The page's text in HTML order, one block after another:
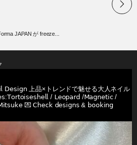
JAPAN が freeze...
𝖣𝖾𝗌𝗂𝗀𝗇上品×トレンドで魅せる大人ネイル
/ 𝖫𝖾𝗈𝗉𝖺𝗋𝖽 /𝖬𝖺𝗀𝗇𝖾𝗍𝗂𝖼 /
💌 𝖢𝗁𝖾𝖼𝗄 𝖽𝖾𝗌𝗂𝗀𝗇𝗌 & 𝖻𝗈𝗈𝗄𝗂𝗇𝗀